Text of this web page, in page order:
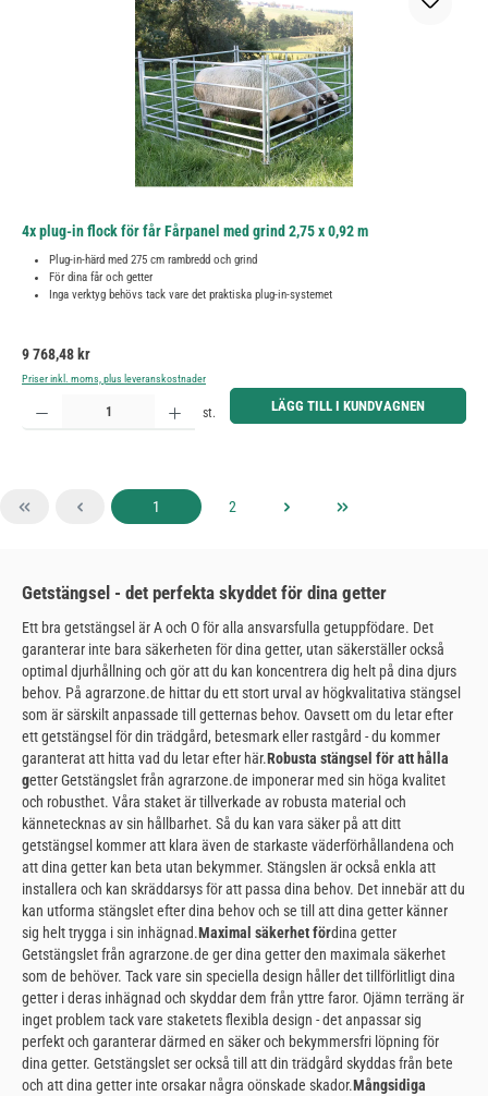
4x plug-in flock för får Fårpanel med grind 2,75 x 0,92 m
Plug-in-härd med 275 cm rambredd och grind
För dina får och getter
Inga verktyg behövs tack vare det praktiska plug-in-systemet
Ordinarie pris:
9 768,48 kr
Priser inkl. moms, plus leveranskostnader
Produktkvantitet: Ange önskat belopp eller använd knapparna för att öka eller minska kvantiteten.
st. LÄGG TILL I KUNDVAGNEN
Sida
1 Sida
2
Getstängsel - det perfekta skyddet för dina getter
Ett bra getstängsel är A och O för alla ansvarsfulla getuppfödare. Det
garanterar inte bara säkerheten för dina getter, utan säkerställer också
optimal djurhållning och gör att du kan koncentrera dig helt på dina djurs
behov. På agrarzone.de hittar du ett stort urval av högkvalitativa stängsel
som är särskilt anpassade till getternas behov. Oavsett om du letar efter
ett getstängsel för din trädgård, betesmark eller rastgård - du kommer
garanterat att hitta vad du letar efter här.Robusta stängsel för att hålla
getter Getstängslet från agrarzone.de imponerar med sin höga kvalitet
och robusthet. Våra staket är tillverkade av robusta material och
kännetecknas av sin hållbarhet. Så du kan vara säker på att ditt
getstängsel kommer att klara även de starkaste väderförhållandena och
att dina getter kan beta utan bekymmer. Stängslen är också enkla att
installera och kan skräddarsys för att passa dina behov. Det innebär att du
kan utforma stängslet efter dina behov och se till att dina getter känner
sig helt trygga i sin inhägnad.Maximal säkerhet fördina getter
Getstängslet från agrarzone.de ger dina getter den maximala säkerhet
som de behöver. Tack vare sin speciella design håller det tillförlitligt dina
getter i deras inhägnad och skyddar dem från yttre faror. Ojämn terräng är
inget problem tack vare staketets flexibla design - det anpassar sig
perfekt och garanterar därmed en säker och bekymmersfri löpning för
dina getter. Getstängslet ser också till att din trädgård skyddas från bete
och att dina getter inte orsakar några oönskade skador.Mångsidiga